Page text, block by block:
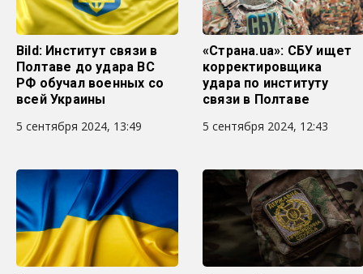
Bild: Институт связи в
Полтаве до удара ВС
РФ обучал военных со
всей Украины
5 сентября 2024, 13:49
«Страна.ua»: СБУ ищет
корректировщика
удара по институту
связи в Полтаве
5 сентября 2024, 12:43